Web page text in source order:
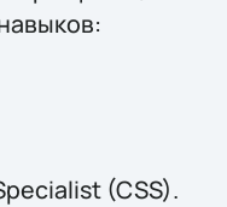
(CSS).